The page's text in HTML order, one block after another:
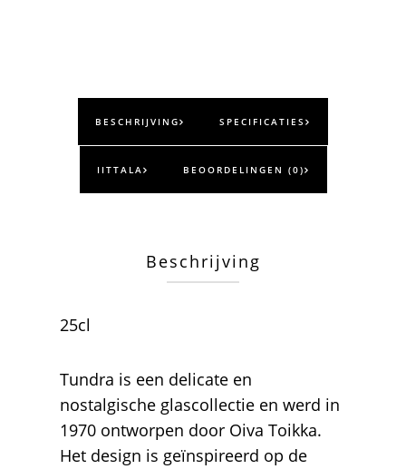
BESCHRIJVING SPECIFICATIES
IITTALA BEOORDELINGEN (0)
Beschrijving
25cl
Tundra is een delicate en
nostalgische glascollectie en werd in
1970 ontworpen door Oiva Toikka.
Het design is geïnspireerd op de